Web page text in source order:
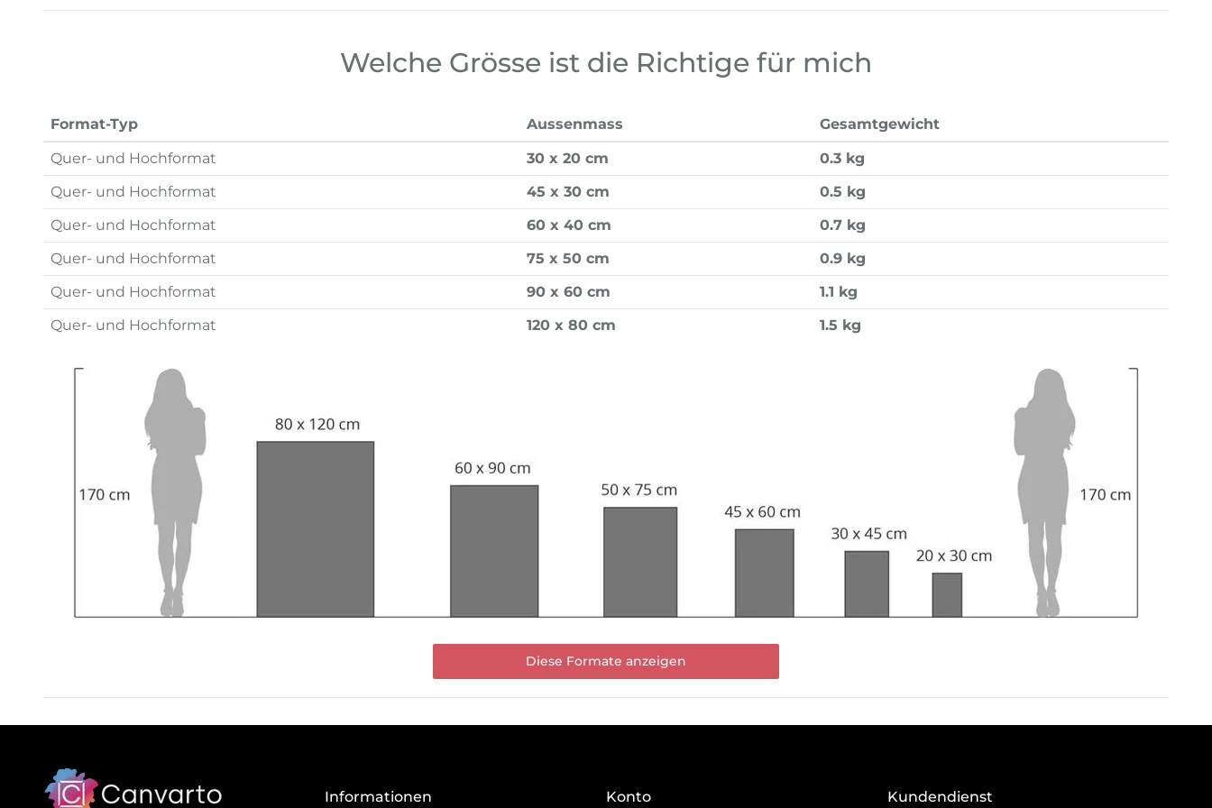
Welche Grösse ist die Richtige für mich
Format-Typ Aussenmass
Gesamtgewicht
Quer- und Hochformat
30 x 20 cm
0.3 kg
Quer- und Hochformat
45 x 30 cm
0.5 kg
Quer- und Hochformat
60 x 40 cm
0.7 kg
Quer- und Hochformat
75 x 50 cm
0.9 kg
Quer- und Hochformat
90 x 60 cm
1.1 kg
Quer- und Hochformat
120 x 80 cm 1.5 kg
Diese Formate anzeigen
Informationen Konto Kundendienst